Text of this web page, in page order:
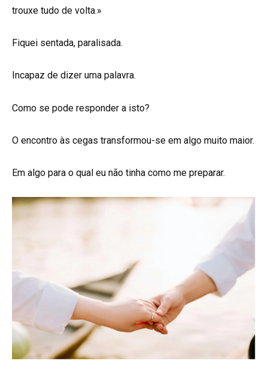
trouxe tudo de volta.»
Fiquei sentada, paralisada.
Incapaz de dizer uma palavra.
Como se pode responder a isto?
O encontro às cegas transformou-se em algo muito maior.
Em algo para o qual eu não tinha como me preparar.